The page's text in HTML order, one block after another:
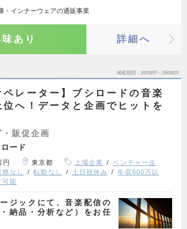
・インナーウェアの通販事業
あり 詳細へ
掲載期間 26/08/07～26/08/20
ペレーター】ブシロードの音楽
位へ！データと企画でヒットを
販促企画
ード
円 東京都 上場企業
ベンチャー企
なし 転勤なし 土日祝休み
年収600万以
可能
ジックにて、音楽配信の
納品・分析など）をお任